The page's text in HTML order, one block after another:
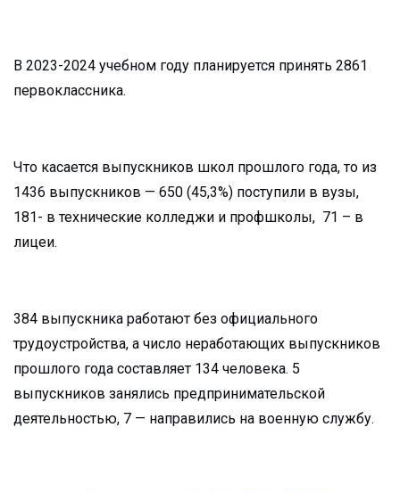
В 2023-2024 учебном году планируется принять 2861
первоклассника.
Что касается выпускников школ прошлого года, то из
1436 выпускников — 650 (45,3%) поступили в вузы,
181- в технические колледжи и профшколы, 71 – в
лицеи.
384 выпускника работают без официального
трудоустройства, а число неработающих выпускников
прошлого года составляет 134 человека. 5
выпускников занялись предпринимательской
деятельностью, 7 — направились на военную службу.